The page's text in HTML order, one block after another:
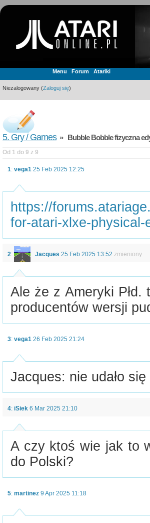
Menu Forum Atariki
Niezalogowany (Zaloguj się)
5. Gry / Games» Bubble Bobble fizyczna
Od 1 do 9 z 9
1: vega1 25 Feb 2025 12:25
https://
for-atari-xlxe-physical-
2: Jacques 25 Feb 2025 13:52 zmieniony
Ale że z Ameryki
producentów wersji
3: vega1 26 Feb 2025 21:24
Jacques: nie udało się
4: iSiek 6 Mar 2025 21:10
A czy ktoś wie jak to
do Polski?
5: martinez 9 Apr 2025 11:18